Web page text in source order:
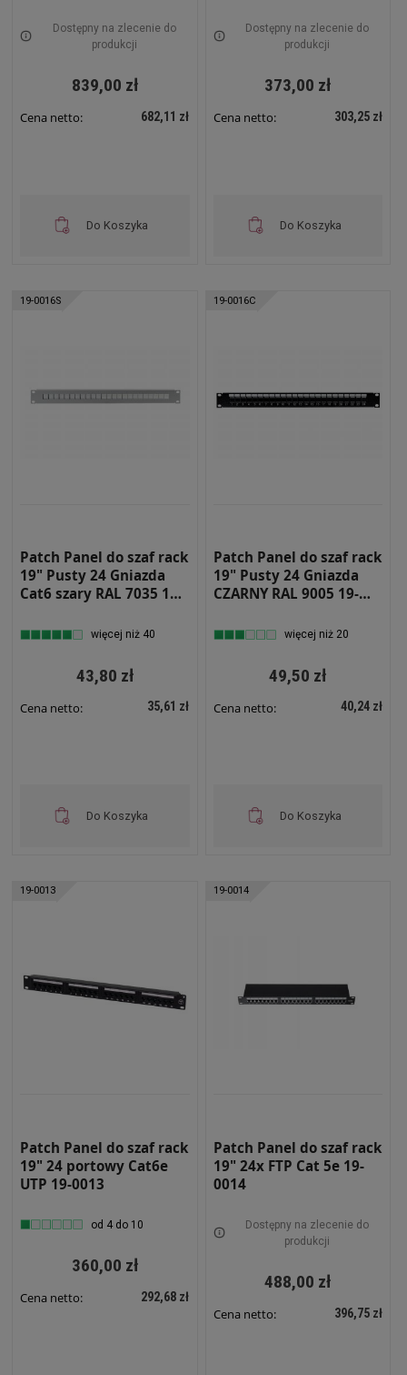
Dostępny na zlecenie do
produkcji
839,00 zł
Cena netto: 682,11 zł
Do Koszyka
Dostępny na zlecenie do
produkcji
373,00 zł
Cena netto: 303,25 zł
Do Koszyka
19-0016S
Patch Panel do szaf rack
19" Pusty 24 Gniazda
Cat6 szary RAL 7035 19-
więcej niż 40
43,80 zł
Cena netto: 35,61 zł
Do Koszyka
19-0016C
Patch Panel do szaf rack
19" Pusty 24 Gniazda
CZARNY RAL 9005 19-
więcej niż 20
49,50 zł
Cena netto: 40,24 zł
Do Koszyka
19-0013
Patch Panel do szaf rack
19" 24 portowy Cat6e
UTP 19-0013
od 4 do 10
360,00 zł
Cena netto: 292,68 zł
19-0014
Patch Panel do szaf rack
19" 24x FTP Cat 5e 19-
0014
Dostępny na zlecenie do
produkcji
488,00 zł
Cena netto: 396,75 zł